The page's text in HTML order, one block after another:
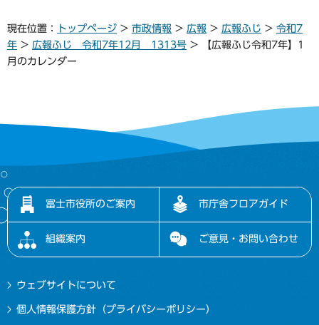
現在位置： トップページ > 市政情報 > 広報 > 広報ふじ > 令和7
年 > 広報ふじ 令和7年12月 1313号 > 【広報ふじ令和7年】1
月のカレンダー
富士市役所のご案内 市庁舎フロアガイド
組織案内 ご意見・お問い合わせ
ウェブサイトについて
個人情報保護方針（プライバシーポリシー）